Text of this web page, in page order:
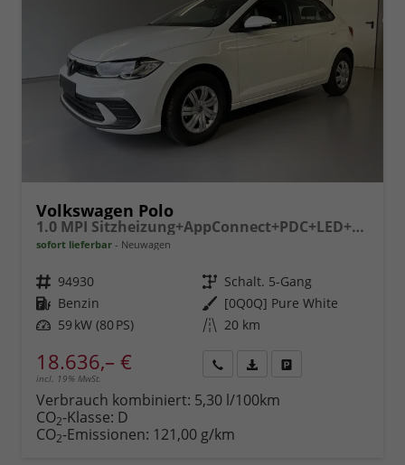
Volkswagen Polo
1.0 MPI Sitzheizung+AppConnect+PDC+LED+Touch+Lichtsensor+MultiLenkrad
sofort lieferbar Neuwagen
Fahrzeugnr. 94930 Getriebe Schalt. 5-Gang
Kraftstoff Benzin Außenfarbe [0Q0Q] Pure White
Leistung 59 kW (80 PS) Kilometerstand 20 km
18.636,– €
incl. 19% MwSt.
anfordern
Datei,
Verbrauch kombiniert: 5,30 l/100km
CO2-Klasse: D
CO2-Emissionen: 121,00 g/km